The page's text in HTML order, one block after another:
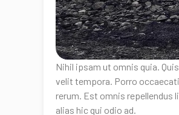
Nihil ipsam ut omnis quia.
velit tempora. Porro
rerum. Est omnis repellendus
alias hic qui odio ad.